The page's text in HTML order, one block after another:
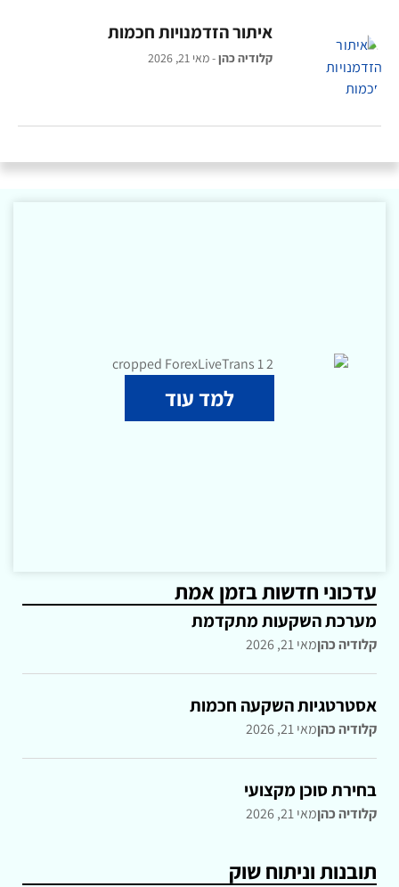
איתור הזדמנויות חכמות
קלודיה כהן מאי 21, 2026
למד עוד
עדכוני חדשות בזמן אמת
מערכת השקעות מתקדמת
קלודיה כהןמאי 21, 2026
אסטרטגיות השקעה חכמות
קלודיה כהןמאי 21, 2026
בחירת סוכן מקצועי
קלודיה כהןמאי 21, 2026
תובנות וניתוח שוק